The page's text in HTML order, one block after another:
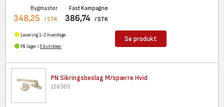
Bygmaster
348,25 / STK
Fast Kampagne
386,74 / STK
Levering 1-2 hverdage
På lager i 5 butikker
Se produkt
PN Sikringsbeslag M/spærre Hvid
126305